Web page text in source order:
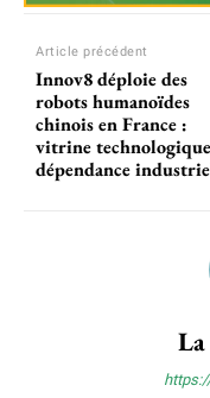
Article précédent
Innov8 déploie des
robots humanoïdes
chinois en France :
vitrine
dépendance